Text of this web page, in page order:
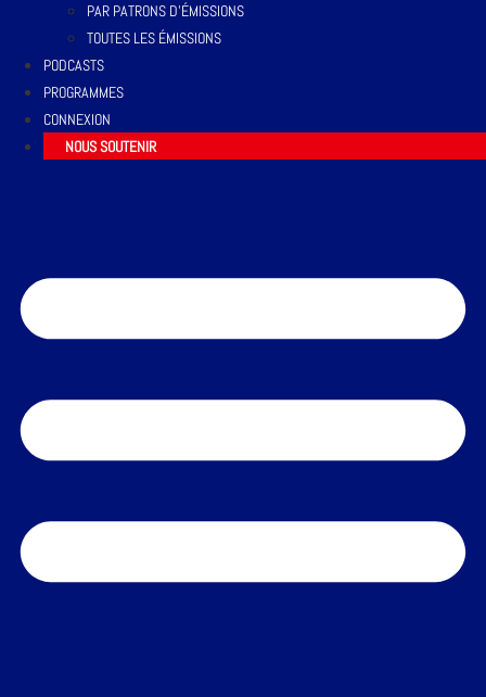
PAR PATRONS D’ÉMISSIONS
TOUTES LES ÉMISSIONS
PODCASTS
PROGRAMMES
CONNEXION
NOUS SOUTENIR